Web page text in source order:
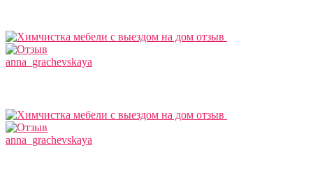
anna_grachevskaya
anna_grachevskaya